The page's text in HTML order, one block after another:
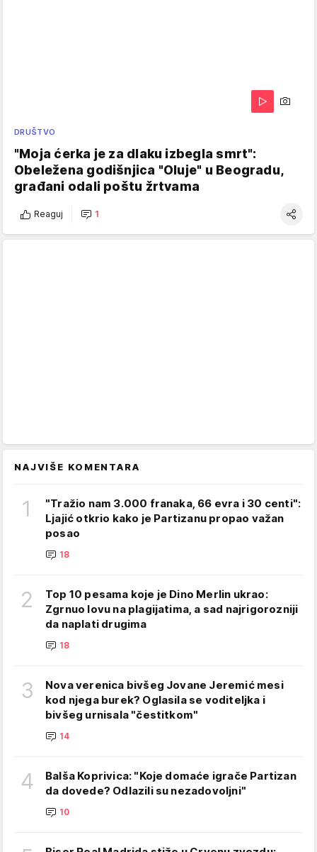
DRUŠTVO
"Moja ćerka je za dlaku izbegla smrt":
Obeležena godišnjica "Oluje" u Beogradu,
građani odali poštu žrtvama
Reaguj 1
NAJVIŠE KOMENTARA
1
"Tražio nam 3.000 franaka, 66 evra i 30 centi":
Ljajić otkrio kako je Partizanu propao važan
posao
18
2
Top 10 pesama koje je Dino Merlin ukrao:
Zgrnuo lovu na plagijatima, a sad najrigorozniji
da naplati drugima
18
3
Nova verenica bivšeg Jovane Jeremić mesi
kod njega burek? Oglasila se voditeljka i
bivšeg urnisala "čestitkom"
14
4
Balša Koprivica: "Koje domaće igrače Partizan
da dovede? Odlazili su nezadovoljni"
10